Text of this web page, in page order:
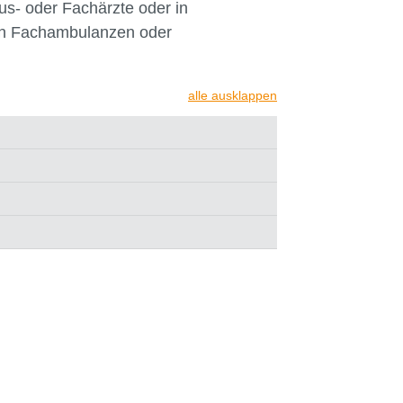
oder Fachärzte oder in
Fachambulanzen oder
alle ausklappen
Datenschutzerklärung.